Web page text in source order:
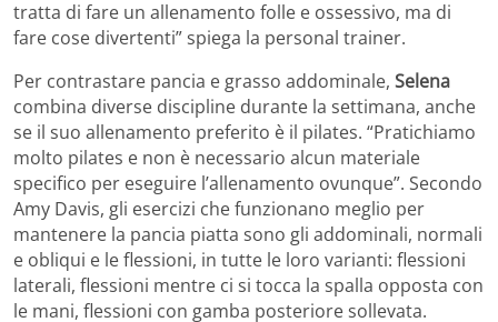
tratta di fare un allenamento folle e ossessivo, ma di
fare cose divertenti” spiega la personal trainer.
Per contrastare pancia e grasso addominale, Selena
combina diverse discipline durante la settimana, anche
se il suo allenamento preferito è il pilates. “Pratichiamo
molto pilates e non è necessario alcun materiale
specifico per eseguire l’allenamento ovunque”. Secondo
Amy Davis, gli esercizi che funzionano meglio per
mantenere la pancia piatta sono gli addominali, normali
e obliqui e le flessioni, in tutte le loro varianti: flessioni
laterali, flessioni mentre ci si tocca la spalla opposta con
le mani, flessioni con gamba posteriore sollevata.